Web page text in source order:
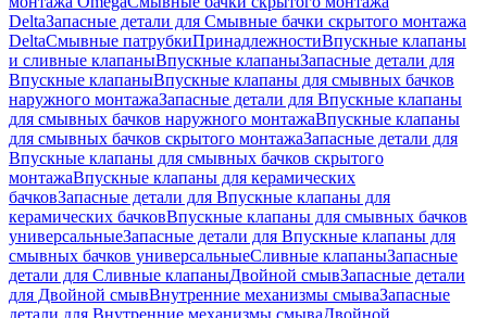
DeltaЗапасные детали для Смывные бачки скрытого монтажа
DeltaСмывные патрубкиПринадлежностиВпускные клапаны
и сливные клапаныВпускные клапаныЗапасные детали для
Впускные клапаныВпускные клапаны для смывных бачков
наружного монтажаЗапасные детали для Впускные клапаны
для смывных бачков наружного монтажаВпускные клапаны
для смывных бачков скрытого монтажаЗапасные детали для
Впускные клапаны для смывных бачков скрытого
монтажаВпускные клапаны для керамических
бачковЗапасные детали для Впускные клапаны для
керамических бачковВпускные клапаны для смывных бачков
универсальныеЗапасные детали для Впускные клапаны для
смывных бачков универсальныеСливные клапаныЗапасные
детали для Сливные клапаныДвойной смывЗапасные детали
для Двойной смывВнутренние механизмы смываЗапасные
детали для Внутренние механизмы смываДвойной